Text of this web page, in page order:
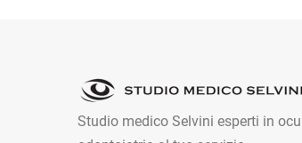
Studio medico Selvini esperti in